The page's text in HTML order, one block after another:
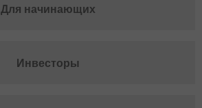
Для начинающих
Инвесторы